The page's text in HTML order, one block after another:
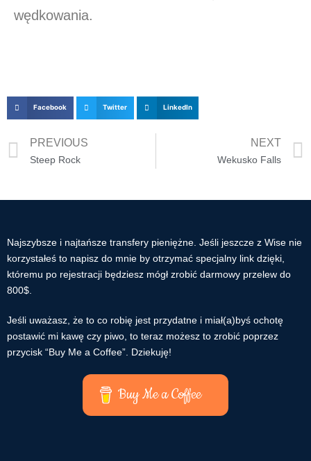
wędkowania.
Facebook Twitter LinkedIn
PREVIOUS
Steep Rock
NEXT
Wekusko Falls
Najszybsze i najtańsze transfery pieniężne. Jeśli jeszcze z Wise nie
korzystałeś to napisz do mnie by otrzymać specjalny link dzięki,
któremu po rejestracji będziesz mógł zrobić darmowy przelew do
800$.
Jeśli uważasz, że to co robię jest przydatne i miał(a)byś ochotę
postawić mi kawę czy piwo, to teraz możesz to zrobić poprzez
przycisk “Buy Me a Coffee”. Dziekuję!
Buy Me a Coffee